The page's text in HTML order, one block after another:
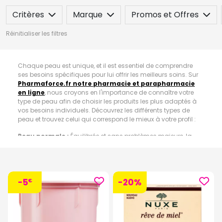
Critères Marque Promos et Offres
Réinitialiser les filtres
Chaque peau est unique, et il est essentiel de comprendre
ses besoins spécifiques pour lui offrir les meilleurs soins. Sur
Pharmaforce.fr notre pharmacie et parapharmacie
en ligne, nous croyons en l'importance de connaître votre
type de peau afin de choisir les produits les plus adaptés à
vos besoins individuels. Découvrez les différents types de
peau et trouvez celui qui correspond le mieux à votre profil :
Peau normale : Équilibrée et sans problèmes majeurs, la
Peau sèche :sujet à la sécheresse et aux tiraillements, la
peau sèche manque de lipides essentiels. Elle peut paraître
terne et rugueuse, et présenter des signes de desquamation.
Les produits hydratants riches en agents nourrissants sont
essentiels pour restaurer le confort et l'éclat de ce type de
-5€ -20%